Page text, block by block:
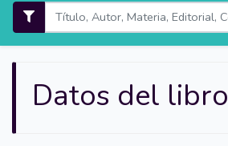
Datos del libro